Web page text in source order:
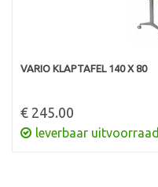
VARIO KLAPTAFEL 140 X 80
€ 245.00
leverbaar uitvoorraad